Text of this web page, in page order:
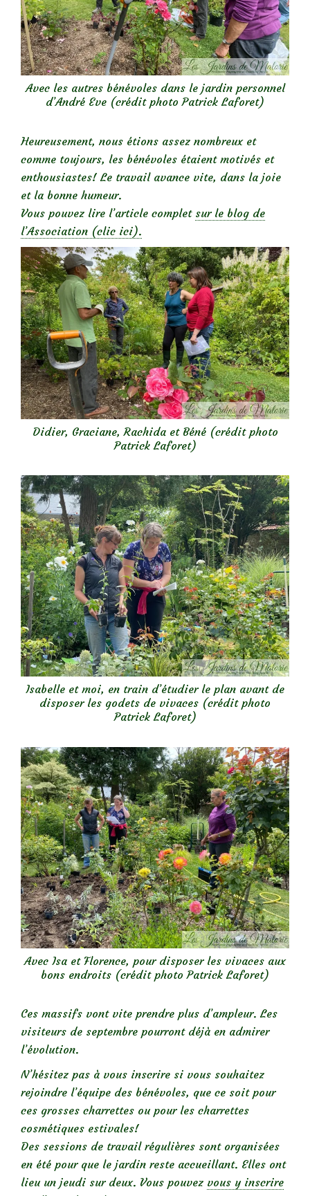
Avec les autres bénévoles dans le jardin personnel
d’André Eve (crédit photo Patrick Laforet)
Heureusement, nous étions assez nombreux et
comme toujours, les bénévoles étaient motivés et
enthousiastes! Le travail avance vite, dans la joie
et la bonne humeur.
Vous pouvez lire l’article complet sur le blog de
l’Association (clic ici).
Didier, Graciane, Rachida et Béné (crédit photo
Patrick Laforet)
Isabelle et moi, en train d’étudier le plan avant de
disposer les godets de vivaces (crédit photo
Patrick Laforet)
Avec Isa et Florence, pour disposer les vivaces aux
bons endroits (crédit photo Patrick Laforet)
Ces massifs vont vite prendre plus d’ampleur. Les
visiteurs de septembre pourront déjà en admirer
l’évolution.
N’hésitez pas à vous inscrire si vous souhaitez
rejoindre l’équipe des bénévoles, que ce soit pour
ces grosses charrettes ou pour les charrettes
cosmétiques estivales!
Des sessions de travail régulières sont organisées
en été pour que le jardin reste accueillant. Elles ont
lieu un jeudi sur deux. Vous pouvez vous y inscrire